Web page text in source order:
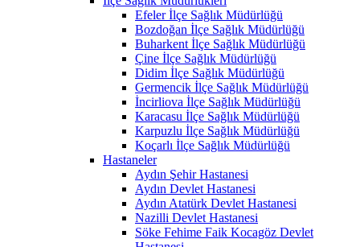
Efeler İlçe Sağlık Müdürlüğü
Bozdoğan İlçe Sağlık Müdürlüğü
Buharkent İlçe Sağlık Müdürlüğü
Çine İlçe Sağlık Müdürlüğü
Didim İlçe Sağlık Müdürlüğü
Germencik İlçe Sağlık Müdürlüğü
İncirliova İlçe Sağlık Müdürlüğü
Karacasu İlçe Sağlık Müdürlüğü
Karpuzlu İlçe Sağlık Müdürlüğü
Koçarlı İlçe Sağlık Müdürlüğü
Hastaneler
Aydın Şehir Hastanesi
Aydın Devlet Hastanesi
Aydın Atatürk Devlet Hastanesi
Nazilli Devlet Hastanesi
Söke Fehime Faik Kocagöz Devlet